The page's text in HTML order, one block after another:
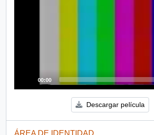
00:00
Descargar película
ÁREA DE IDENTIDAD